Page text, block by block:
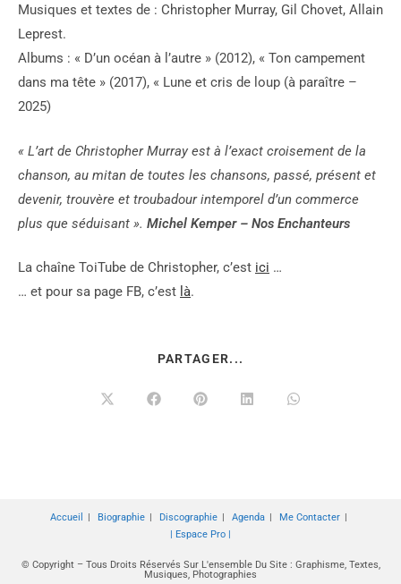
Musiques et textes de : Christopher Murray, Gil Chovet, Allain
Leprest.
Albums : « D’un océan à l’autre » (2012), « Ton campement
dans ma tête » (2017), « Lune et cris de loup (à paraître –
2025)
« L’art de Christopher Murray est à l’exact croisement de la
chanson, au mitan de toutes les chansons, passé, présent et
devenir, trouvère et troubadour intemporel d’un commerce
plus que séduisant ». Michel Kemper – Nos Enchanteurs
La chaîne ToiTube de Christopher, c’est ici …
… et pour sa page FB, c’est là.
PARTAGER...
Accueil Biographie Discographie Agenda
Me Contacter
| Espace Pro |
© Copyright – Tous Droits Réservés Sur L'ensemble Du Site : Graphisme, Textes,
Musiques, Photographies